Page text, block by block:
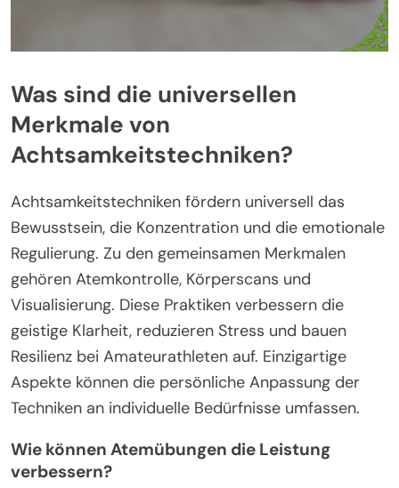
Was sind die universellen
Merkmale von
Achtsamkeitstechniken?
Achtsamkeitstechniken fördern universell das
Bewusstsein, die Konzentration und die emotionale
Regulierung. Zu den gemeinsamen Merkmalen
gehören Atemkontrolle, Körperscans und
Visualisierung. Diese Praktiken verbessern die
geistige Klarheit, reduzieren Stress und bauen
Resilienz bei Amateurathleten auf. Einzigartige
Aspekte können die persönliche Anpassung der
Techniken an individuelle Bedürfnisse umfassen.
Wie können Atemübungen die Leistung
verbessern?